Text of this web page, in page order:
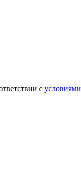
с условиями